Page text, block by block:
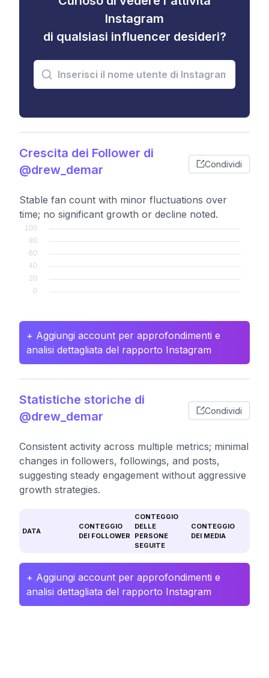
Instagram
di qualsiasi influencer desideri?
Crescita dei Follower di
@drew_demar
Condividi
Stable fan count with minor fluctuations over
time; no significant growth or decline noted.
+ Aggiungi account per approfondimenti e
analisi dettagliata del rapporto Instagram
Statistiche storiche di
@drew_demar
Condividi
Consistent activity across multiple metrics; minimal
changes in followers, followings, and posts,
suggesting steady engagement without aggressive
growth strategies.
DATA
CONTEGGIO
DEI FOLLOWER
CONTEGGIO
DELLE
PERSONE
SEGUITE
CONTEGGIO
DEI MEDIA
+ Aggiungi account per approfondimenti e
analisi dettagliata del rapporto Instagram